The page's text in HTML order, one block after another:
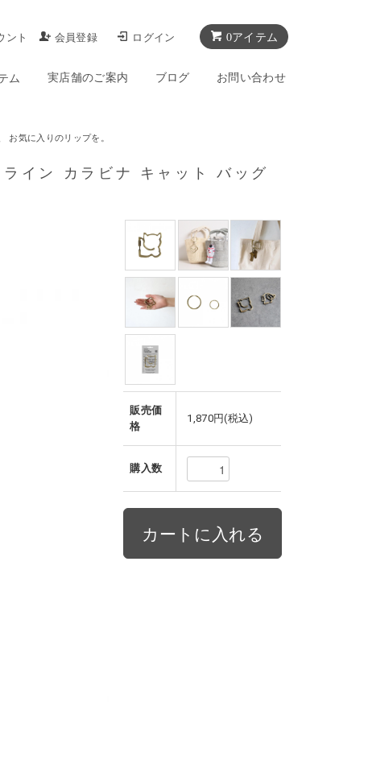
0アイテム
ント 会員登録 ログイン
ム 実店舗のご案内 ブログ お問い合わせ
お気に入りのリップを。
ン カラビナ キャット バッグ
販売価
格
1,870円(税込)
購入数